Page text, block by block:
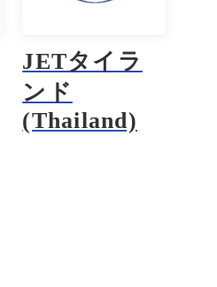
JETタイラ
ンド
(Thailand)